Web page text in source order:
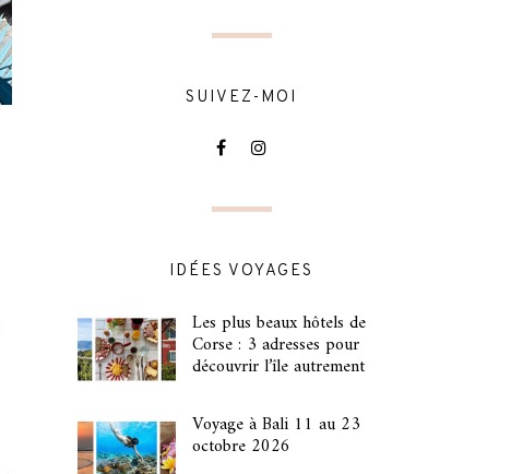
SUIVEZ-MOI
IDÉES VOYAGES
Les plus beaux hôtels de
Corse : 3 adresses pour
découvrir l’île autrement
Voyage à Bali 11 au 23
octobre 2026